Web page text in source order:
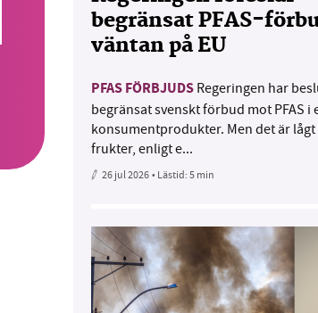
begränsat PFAS-
väntan på EU
PFAS FÖRBJUDS Regeringen har
begränsat svenskt förbud mot PFAS i
konsumentprodukter. Men det är
frukter, enligt e...
26 jul 2026• Lästid:5 min